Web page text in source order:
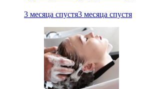
3 месяца спустя3 месяца спустя